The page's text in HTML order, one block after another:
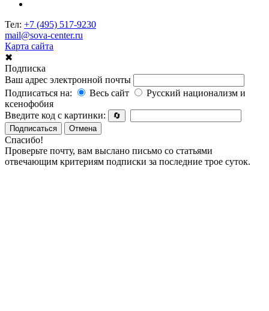
Тел: +7 (495) 517-9230
mail@sova-center.ru
Карта сайта
✖
Подписка
Ваш адрес электронной почты
Подписаться на:
Весь сайт
Русский национализм и
ксенофобия
Введите код с картинки:
🔄
Подписаться
Отмена
Спасибо!
Проверьте почту, вам выслано письмо со статьями
отвечающим критериям подписки за последние трое суток.